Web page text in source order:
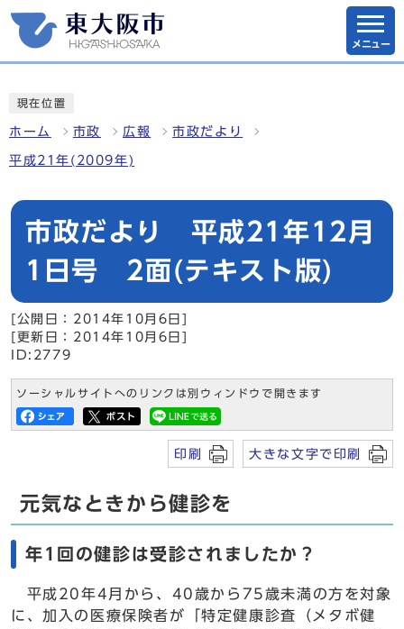
メニュー
現在位置
ホーム 市政 広報 市政だより
平成21年(2009年)
市政だより 平成21年12月
1日号 2面(テキスト版)
[公開日：2014年10月6日]
[更新日：2014年10月6日]
ID:2779
ソーシャルサイトへのリンクは別ウィンドウで開きます
印刷 大きな文字で印刷
元気なときから健診を
年1回の健診は受診されましたか？
平成20年4月から、40歳から75歳未満の方を対象
に、加入の医療保険者が「特定健康診査（メタボ健